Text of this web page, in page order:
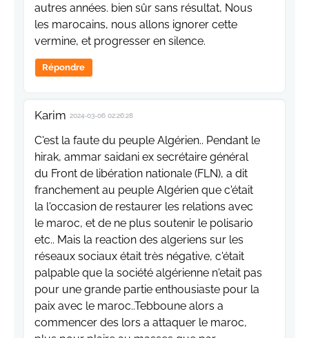
autres années. bien sûr sans résultat, Nous
les marocains, nous allons ignorer cette
vermine, et progresser en silence.
Répondre
Karim 2024-03-06 02:26:28
C'est la faute du peuple Algérien.. Pendant le
hirak, ammar saidani ex secrétaire général
du Front de libération nationale (FLN), a dit
franchement au peuple Algérien que c'était
la l'occasion de restaurer les relations avec
le maroc, et de ne plus soutenir le polisario
etc.. Mais la reaction des algeriens sur les
réseaux sociaux était très négative, c'était
palpable que la société algérienne n'etait pas
pour une grande partie enthousiaste pour la
paix avec le maroc..Tebboune alors a
commencer des lors a attaquer le maroc,